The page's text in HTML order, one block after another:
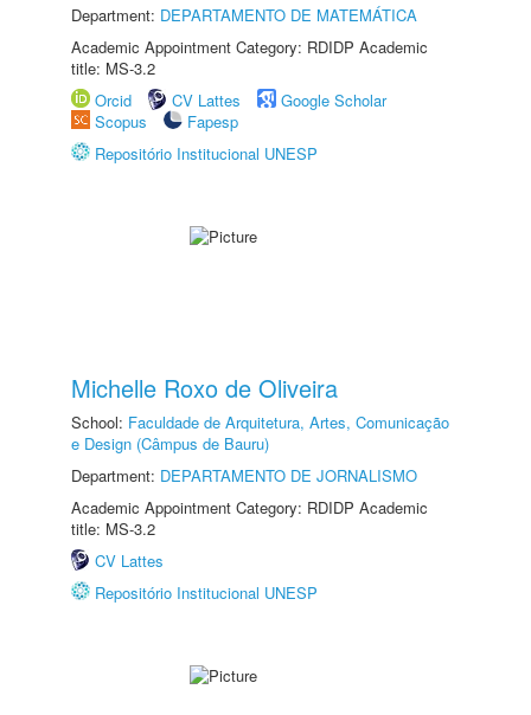
Department: DEPARTAMENTO DE MATEMÁTICA
Academic Appointment Category: RDIDP Academic
title: MS-3.2
Orcid
CV Lattes
Google Scholar
Scopus
Fapesp
Repositório Institucional UNESP
Michelle Roxo de Oliveira
School: Faculdade de Arquitetura, Artes, Comunicação
e Design (Câmpus de Bauru)
Department: DEPARTAMENTO DE JORNALISMO
Academic Appointment Category: RDIDP Academic
title: MS-3.2
CV Lattes
Repositório Institucional UNESP